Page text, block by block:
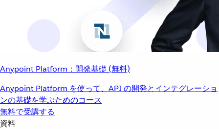
Anypoint Platform：開発基礎 (無料)
Anypoint Platform を使って、API の開発とインテグレーショ
ンの基礎を学ぶためのコース
無料で受講する
資料